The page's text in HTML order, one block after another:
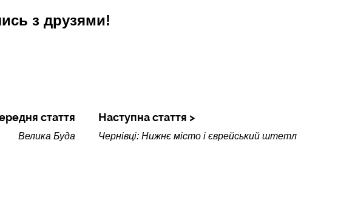
з друзями!
стаття
Велика Буда
Наступна стаття
Чернівці: Нижнє місто і єврейський штетл